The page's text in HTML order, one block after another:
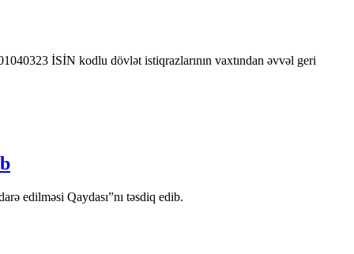
İSİN kodlu dövlət istiqrazlarının vaxtından əvvəl geri
edilməsi Qaydası”nı təsdiq edib.